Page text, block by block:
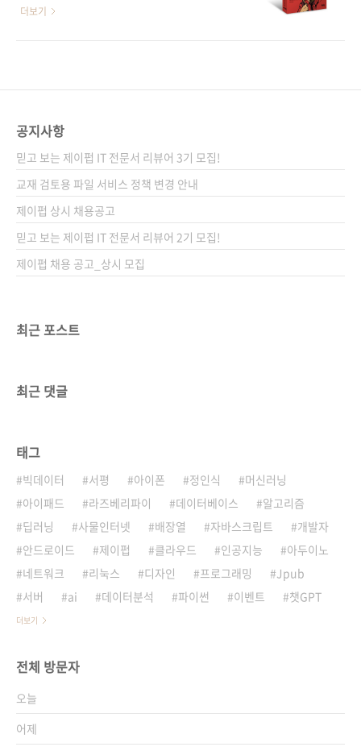
組込みエンジニアの教科書(원서 ISBN:
9784863542754)저자명 와타나베 노보루, 마
다른 달에 비해 신간 소개가 조금 늦었습니다. 오
드 관련 도서를 출간했습니다. 임베디드 관련 키
리눅스 프로그래밍 등을 들 수 있는데요. 최근에
출간된 임베디드 관련 도서로는 《사물인터넷을
위한 리눅스 프로그래밍 with 라즈베리 파이(전
면개정판)》, 《허교수의 ARM Mbed 프로그래
밍 입문》, 《코드로 알아보는 ARM 리눅스 커
널(제2판)》..
더보기
공지사항
믿고 보는 제이펍 IT 전문서 리뷰어 3기 모집!
교재 검토용 파일 서비스 정책 변경 안내
제이펍 상시 채용공고
믿고 보는 제이펍 IT 전문서 리뷰어 2기 모집!
제이펍 채용 공고_상시 모집
최근 포스트
최근 댓글
태그
빅데이터 서평 아이폰 정인식
머신러닝
아이패드
라즈베리파이 데이터베이스
알고리즘
딥러닝
사물인터넷 배장열 자바스크립트
개발자
안드로이드
제이펍 클라우드 인공지능
아두이노
네트워크
리눅스 디자인 프로그래밍
Jpub
서버
ai 데이터분석 파이썬 이벤트 챗GPT
더보기
전체 방문자
오늘
어제